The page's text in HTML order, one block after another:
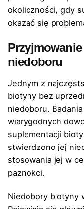
okoliczności, gdy
okazać się
niedoboru
Jednym z
biotyny bez
niedoboru.
wiarygodnych
suplementacji
stwierdzono jej
stosowania jej w
paznokci.
Niedobory biotyny